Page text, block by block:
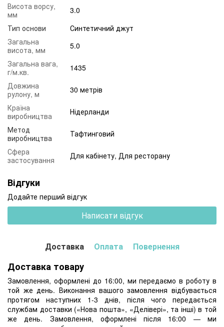
Висота ворсу,
мм
3.0
Тип основи
Синтетичний джут
Загальна
висота, мм
5.0
Загальна вага,
г/м.кв.
1435
Довжина
рулону, м
30 метрів
Країна
виробництва
Нідерланди
Метод
виробництва
Тафтинговий
Сфера
застосування
Для кабінету, Для ресторану
Відгуки
Додайте перший відгук
Написати відгук
Доставка Оплата Повернення
Доставка товару
Замовлення, оформлені до 16:00, ми передаємо в роботу в
той же день. Виконання вашого замовлення відбувається
протягом наступних 1-3 днів, після чого передається
службам доставки («Нова пошта», «Делівері», та інші) в той
же день. Замовлення, оформлені після 16:00 — ми